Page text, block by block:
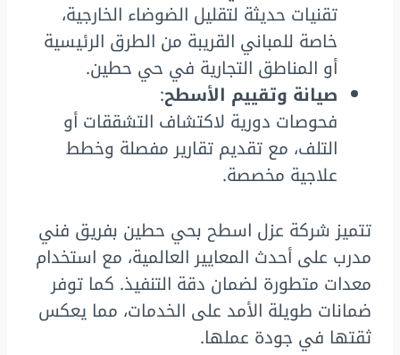
تقنيات حديثة لتقليل الضوضاء الخارجية،
خاصة للمباني القريبة من الطرق الرئيسية
أو المناطق التجارية في حي حطين.
صيانة وتقييم الأسطح:
فحوصات دورية لاكتشاف التشققات أو
التلف، مع تقديم تقارير مفصلة وخطط
علاجية مخصصة.
تتميز شركة عزل اسطح بحي حطين بفريق فني
مدرب على أحدث المعايير العالمية، مع استخدام
معدات متطورة لضمان دقة التنفيذ. كما توفر
ضمانات طويلة الأمد على الخدمات، مما يعكس
ثقتها في جودة عملها.